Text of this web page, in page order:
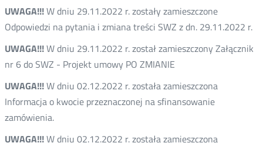
UWAGA!!!W dniu 29.11.2022 r. zostały zamieszczone
Odpowiedzi na pytania i zmiana treści SWZ z dn. 29.11.2022 r.
UWAGA!!!W dniu 29.11.2022 r. został zamieszczony Załącznik
nr 6 do SWZ - Projekt umowy PO ZMIANIE
UWAGA!!!W dniu 02.12.2022 r. została zamieszczona
Informacja o kwocie przeznaczonej na sfinansowanie
zamówienia.
UWAGA!!!W dniu 02.12.2022 r. została zamieszczona